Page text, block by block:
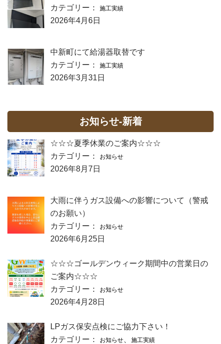
カテゴリー：
施工実績
2026年4月6日
中新町にて給湯器取替です
カテゴリー：
施工実績
2026年3月31日
お知らせ-新着
☆☆☆夏季休業のご案内☆☆☆
カテゴリー：
お知らせ
2026年8月7日
大雨に伴うガス設備への影響について（警戒
のお願い）
カテゴリー：
お知らせ
2026年6月25日
☆☆☆ゴールデンウィーク期間中の営業日の
ご案内☆☆☆
カテゴリー：
お知らせ
2026年4月28日
LPガス保安点検にご協力下さい！
カテゴリー：
お知らせ 施工実績